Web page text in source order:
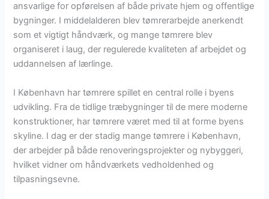
ansvarlige for opførelsen af både private hjem og offentlige
bygninger. I middelalderen blev tømrerarbejde anerkendt
som et vigtigt håndværk, og mange tømrere blev
organiseret i laug, der regulerede kvaliteten af arbejdet og
uddannelsen af lærlinge.
I København har tømrere spillet en central rolle i byens
udvikling. Fra de tidlige træbygninger til de mere moderne
konstruktioner, har tømrere været med til at forme byens
skyline. I dag er der stadig mange tømrere i København,
der arbejder på både renoveringsprojekter og nybyggeri,
hvilket vidner om håndværkets vedholdenhed og
tilpasningsevne.